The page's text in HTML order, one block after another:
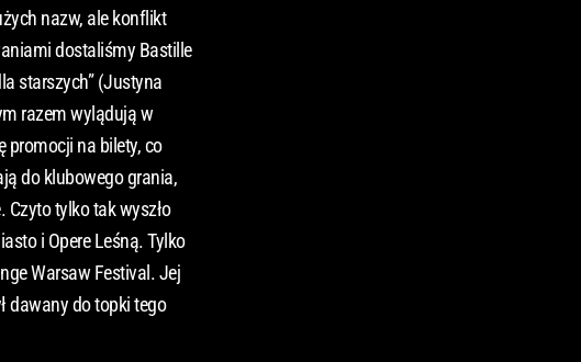
nazw, ale konflikt
dostaliśmy Bastille
starszych” (Justyna
razem wylądują w
promocji na bilety, co
do klubowego grania,
tylko tak wyszło
i Opere Leśną. Tylko
Warsaw Festival. Jej
dawany do topki tego